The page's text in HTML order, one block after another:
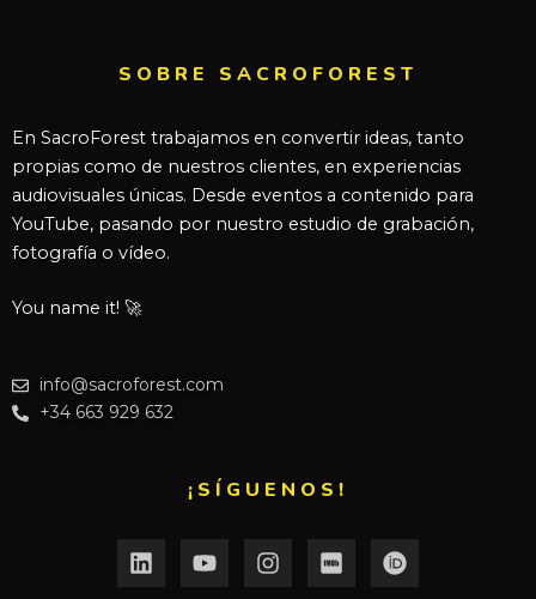
SOBRE SACROFOREST
En SacroForest trabajamos en convertir ideas, tanto
propias como de nuestros clientes, en experiencias
audiovisuales únicas. Desde eventos a contenido para
YouTube, pasando por nuestro estudio de grabación,
fotografía o vídeo.
You name it! 🚀
info@sacroforest.com
+34 663 929 632
¡SÍGUENOS!